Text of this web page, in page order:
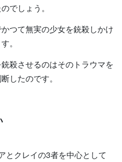
でしょう。
つて無実の少女を銃殺しかけ
。
殺させるのはそのトラウマを
したのです。
とクレイの3者を中心として